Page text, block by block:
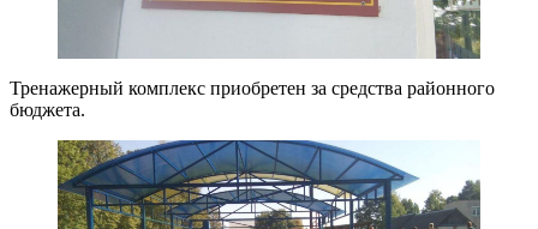
Тренажерный комплекс приобретен за средства районного
бюджета.